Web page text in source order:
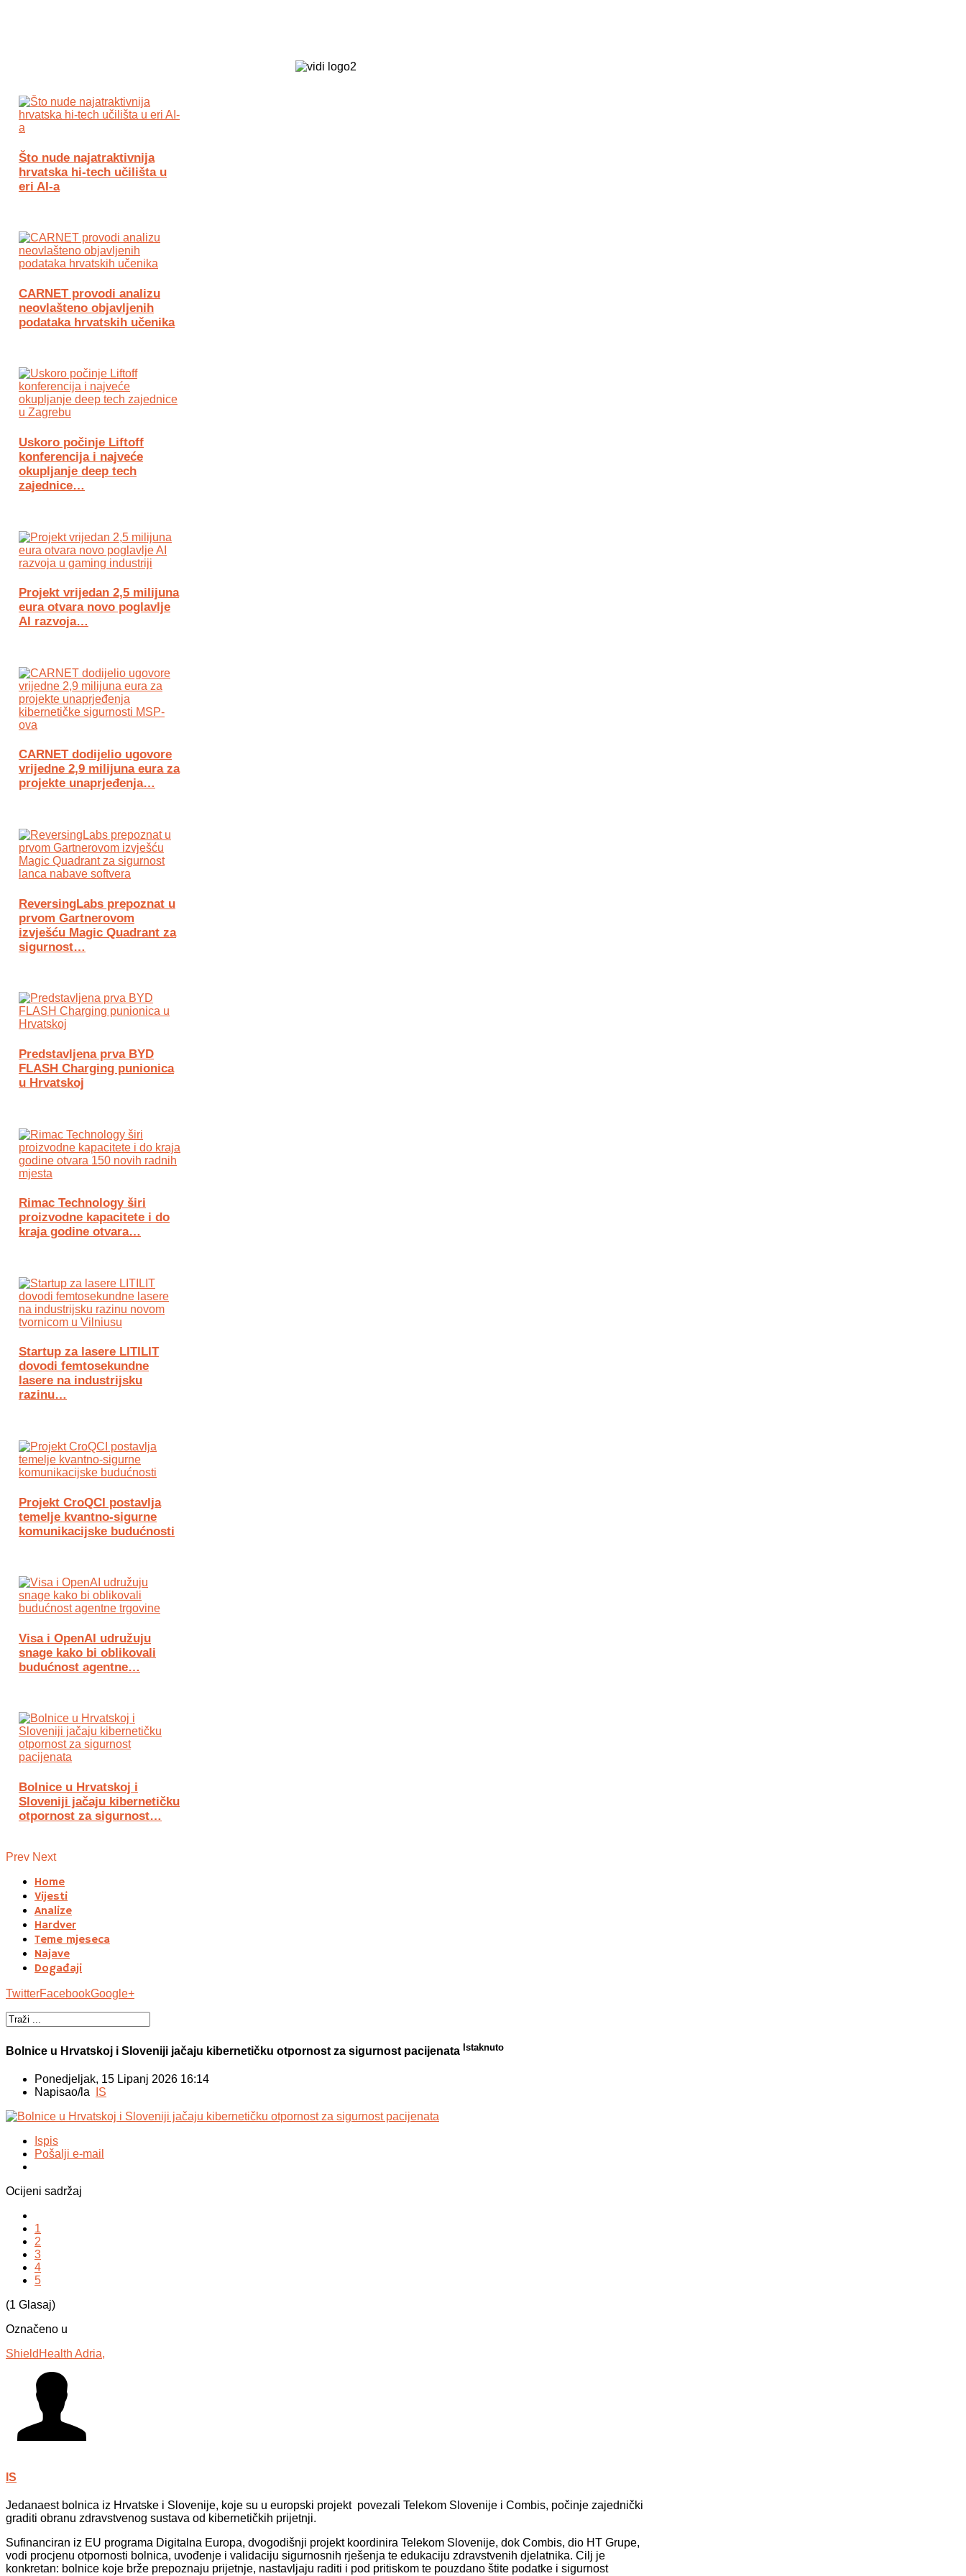
Što nude najatraktivnija
hrvatska hi-tech učilišta u
eri AI-a
CARNET provodi analizu
neovlašteno objavljenih
podataka hrvatskih učenika
Uskoro počinje Liftoff
konferencija i najveće
okupljanje deep tech
zajednice…
Projekt vrijedan 2,5 milijuna
eura otvara novo poglavlje
AI razvoja…
CARNET dodijelio ugovore
vrijedne 2,9 milijuna eura za
projekte unaprjeđenja…
ReversingLabs prepoznat u
prvom Gartnerovom
izvješću Magic Quadrant za
sigurnost…
Predstavljena prva BYD
FLASH Charging punionica
u Hrvatskoj
Rimac Technology širi
proizvodne kapacitete i do
kraja godine otvara…
Startup za lasere LITILIT
dovodi femtosekundne
lasere na industrijsku
razinu…
Projekt CroQCI postavlja
temelje kvantno-sigurne
komunikacijske budućnosti
Visa i OpenAI udružuju
snage kako bi oblikovali
budućnost agentne…
Bolnice u Hrvatskoj i
Sloveniji jačaju kibernetičku
otpornost za sigurnost…
Prev Next
Home
Vijesti
Analize
Hardver
Teme mjeseca
Najave
Događaji
TwitterFacebookGoogle+
Bolnice u Hrvatskoj i Sloveniji jačaju kibernetičku otpornost za sigurnost pacijenata Istaknuto
Ponedjeljak, 15 Lipanj 2026 16:14
Napisao/la
IS
Ispis
Pošalji e-mail
Ocijeni sadržaj
1
2
3
4
5
(1 Glasaj)
Označeno u
ShieldHealth Adria,
IS
Jedanaest bolnica iz Hrvatske i Slovenije, koje su u europski projekt povezali Telekom Slovenije i Combis, počinje zajednički
graditi obranu zdravstvenog sustava od kibernetičkih prijetnji.
Sufinanciran iz EU programa Digitalna Europa, dvogodišnji projekt koordinira Telekom Slovenije, dok Combis, dio HT Grupe,
vodi procjenu otpornosti bolnica, uvođenje i validaciju sigurnosnih rješenja te edukaciju zdravstvenih djelatnika. Cilj je
konkretan: bolnice koje brže prepoznaju prijetnje, nastavljaju raditi i pod pritiskom te pouzdano štite podatke i sigurnost